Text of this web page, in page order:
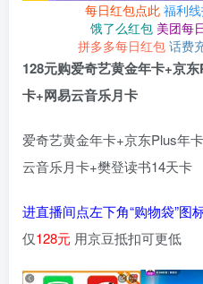
每日红包点此 福利
饿了么红包 美团每
拼多多每日红包 话费
128元购爱奇艺黄金年卡+京
卡+网易云音乐月卡
爱奇艺黄金年卡+京东Plus年
云音乐月卡+樊登读书14天卡
进直播间点左下角“购物袋”图
仅128元 用京豆抵扣可更低